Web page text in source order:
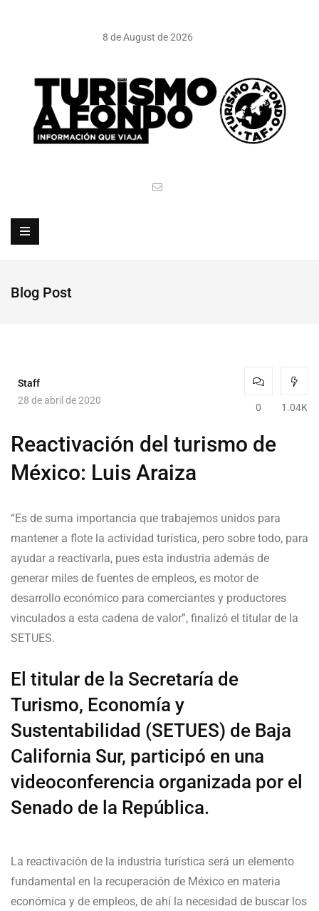
8 de August de 2026
Blog Post
Staff
28 de abril de 2020
0 1.04K
Reactivación del turismo de
México: Luis Araiza
“Es de suma importancia que trabajemos unidos para
mantener a flote la actividad turística, pero sobre todo, para
ayudar a reactivarla, pues esta industria además de
generar miles de fuentes de empleos, es motor de
desarrollo económico para comerciantes y productores
vinculados a esta cadena de valor”, finalizó el titular de la
SETUES.
El titular de la Secretaría de
Turismo, Economía y
Sustentabilidad (SETUES) de Baja
California Sur, participó en una
videoconferencia organizada por el
Senado de la República.
La reactivación de la industria turística será un elemento
fundamental en la recuperación de México en materia
económica y de empleos, de ahí la necesidad de buscar los